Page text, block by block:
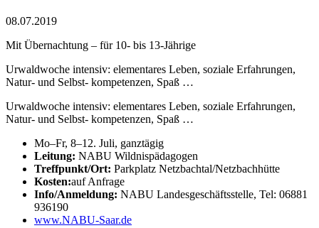
08.07.2019
Mit Übernachtung – für 10- bis 13-Jährige
Urwaldwoche intensiv: elementares Leben, soziale Erfahrungen,
Natur- und Selbst- kompetenzen, Spaß …
Urwaldwoche intensiv: elementares Leben, soziale Erfahrungen,
Natur- und Selbst- kompetenzen, Spaß …
Mo–Fr, 8–12. Juli, ganztägig
Leitung: NABU Wildnispädagogen
Treffpunkt/Ort: Parkplatz Netzbachtal/Netzbachhütte
Kosten:auf Anfrage
Info/Anmeldung: NABU Landesgeschäftsstelle, Tel: 06881
936190
www.NABU-Saar.de